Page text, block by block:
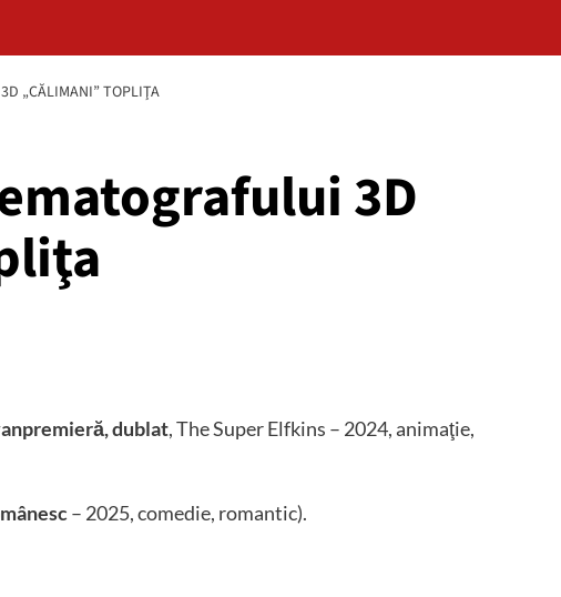
„CĂLIMANI” TOPLIŢA
3D
dublat, The Super Elfkins – 2024, animaţie,
– 2025, comedie, romantic).